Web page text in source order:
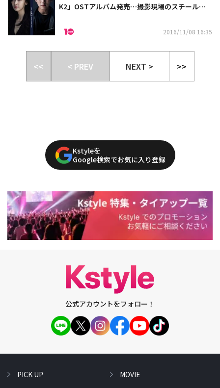
K2」OSTアルバム発売…撮影現場のスチールカ
2016/11/08 16:35
<< < PREV NEXT > >>
Kstyleを
Google検索でお気に入り登録
公式アカウントをフォロー！
PICK UP MOVIE